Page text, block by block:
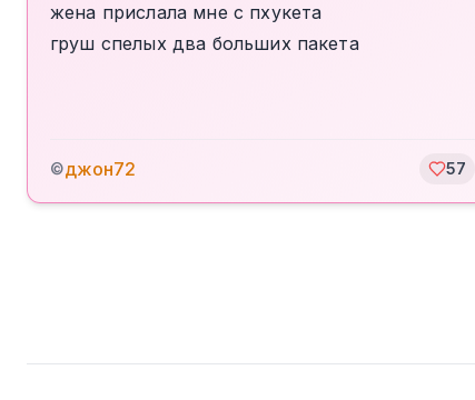
жена прислала мне с пхукета
груш спелых два больших пакета
©джон72 57